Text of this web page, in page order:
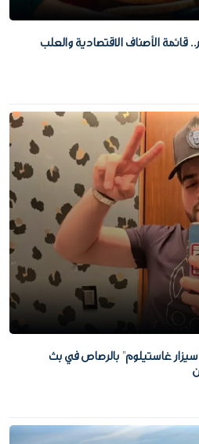
المولد 2027 في مصر.. قائمة الأصناف الاقتصادية والعلب
غاستيلوم" بالرصاص في بث